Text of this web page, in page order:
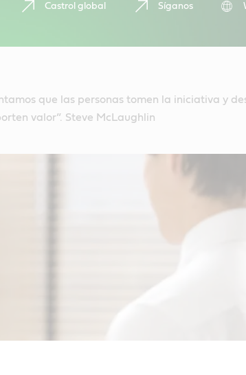
Castrol global Síganos
que las personas tomen la iniciativa y
valor”. Steve McLaughlin